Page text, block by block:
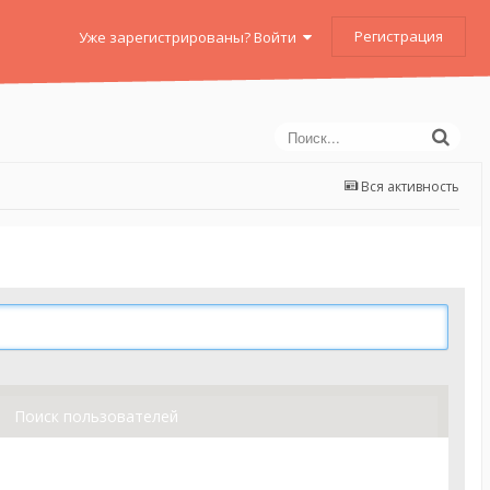
Уже зарегистрированы? Войти Регистрация
Вся активность
Поиск пользователей